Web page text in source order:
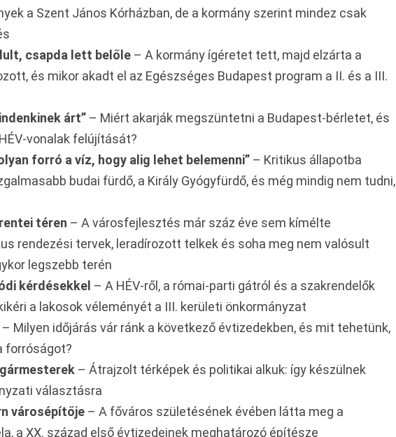
a Szent János Kórházban, de a kormány szerint mindez csak
csapda lett belőle – A kormány ígéretet tett, majd elzárta a
és mikor akadt el az Egészséges Budapest program a II. és a III.
árt” – Miért akarják megszüntetni a Budapest-bérletet, és
vonalak felújítását?
forró a víz, hogy alig lehet belemenni” – Kritikus állapotba
budai fürdő, a Király Gyógyfürdő, és még mindig nem tudni,
téren – A városfejlesztés már száz éve sem kímélte
rendezési tervek, leradírozott telkek és soha meg nem valósult
legszebb terén
kérdésekkel – A HÉV-ről, a római-parti gátról és a szakrendelők
a lakosok véleményét a III. kerületi önkormányzat
– Milyen időjárás vár ránk a következő évtizedekben, és mit tehetünk,
forróságot?
– Átrajzolt térképek és politikai alkuk: így készülnek
választásra
városépítője – A főváros születésének évében látta meg a
a XX. század első évtizedeinek meghatározó építésze